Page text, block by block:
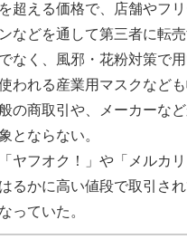
超える価格で、店舗やフリ
などを通して第三者に転
なく、風邪・花粉対策で
われる産業用マスクなども
の商取引や、メーカーな
とならない。
ヤフオク！」や「メルカリ
るかに高い値段で取引され
っていた。